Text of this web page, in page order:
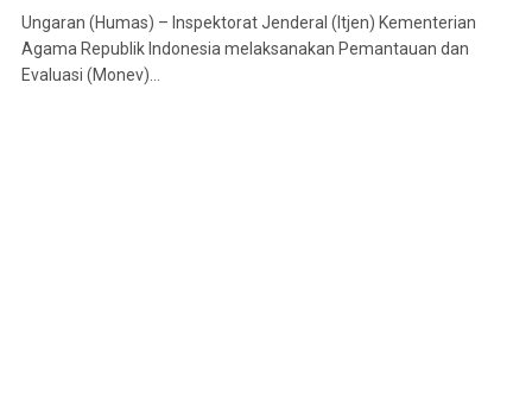
Ungaran (Humas) – Inspektorat Jenderal (Itjen) Kementerian
Agama Republik Indonesia melaksanakan Pemantauan dan
Evaluasi (Monev)…